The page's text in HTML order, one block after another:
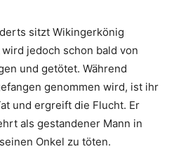
sitzt Wikingerkönig
jedoch schon bald von
und getötet. Während
genommen wird, ist ihr
und ergreift die Flucht. Er
als gestandener Mann in
Onkel zu töten.